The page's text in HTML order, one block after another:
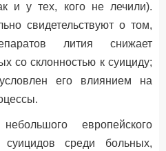
и у тех, кого не лечили).
свидетельствуют о том,
лития снижает
со склонностью к суициду;
его влиянием на
европейского
суицидов среди больных,